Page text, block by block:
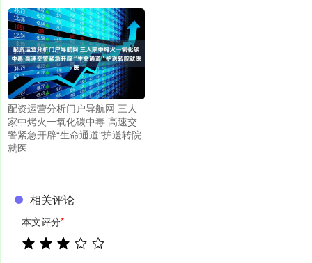
配资运营分析门户导航网 三人
家中烤火一氧化碳中毒 高速交
警紧急开辟“生命通道”护送转院
就医
相关评论
本文评分*